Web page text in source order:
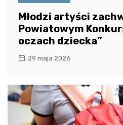
Młodzi artyści
Powiatowym
oczach dziecka”
29 maja 2026